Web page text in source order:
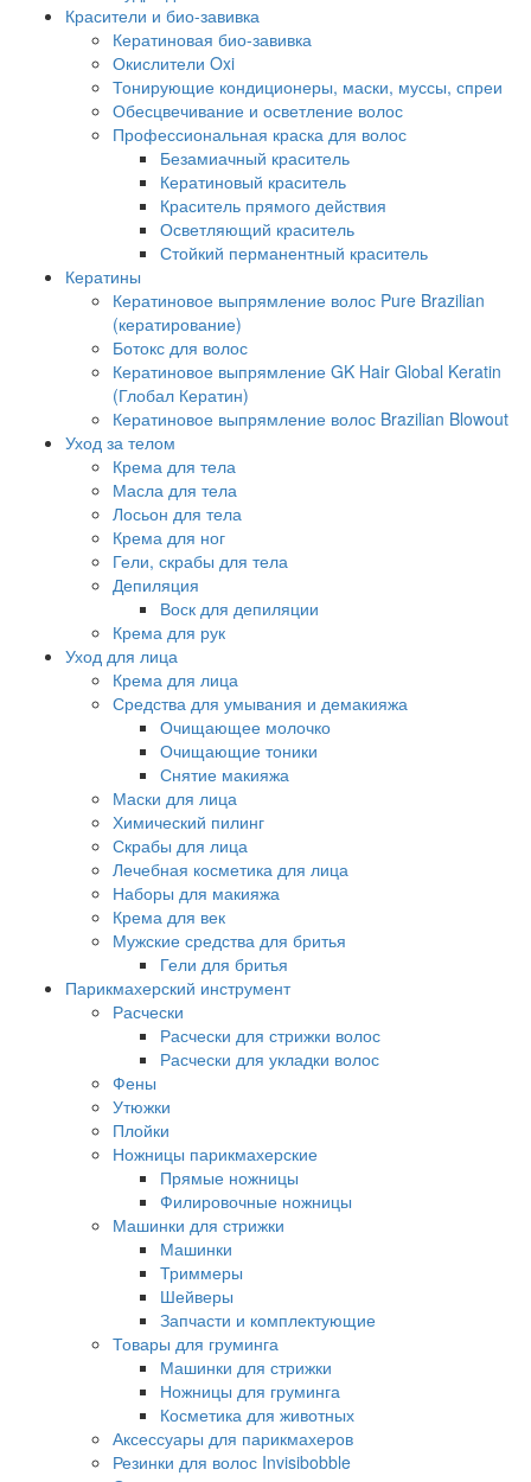
Красители и био-завивка
Кератиновая био-завивка
Окислители Oxi
Тонирующие кондиционеры, маски, муссы, спреи
Обесцвечивание и осветление волос
Профессиональная краска для волос
Безамиачный краситель
Кератиновый краситель
Краситель прямого действия
Осветляющий краситель
Стойкий перманентный краситель
Кератины
Кератиновое выпрямление волос Pure Brazilian
(кератирование)
Ботокс для волос
Кератиновое выпрямление GK Hair Global Keratin
(Глобал Кератин)
Кератиновое выпрямление волос Brazilian Blowout
Уход за телом
Крема для тела
Масла для тела
Лосьон для тела
Крема для ног
Гели, скрабы для тела
Депиляция
Воск для депиляции
Крема для рук
Уход для лица
Крема для лица
Средства для умывания и демакияжа
Очищающее молочко
Очищающие тоники
Снятие макияжа
Маски для лица
Химический пилинг
Скрабы для лица
Лечебная косметика для лица
Наборы для макияжа
Крема для век
Мужские средства для бритья
Гели для бритья
Парикмахерский инструмент
Расчески
Расчески для стрижки волос
Расчески для укладки волос
Фены
Утюжки
Плойки
Ножницы парикмахерские
Прямые ножницы
Филировочные ножницы
Машинки для стрижки
Машинки
Триммеры
Шейверы
Запчасти и комплектующие
Товары для груминга
Машинки для стрижки
Ножницы для груминга
Косметика для животных
Аксессуары для парикмахеров
Резинки для волос Invisibobble